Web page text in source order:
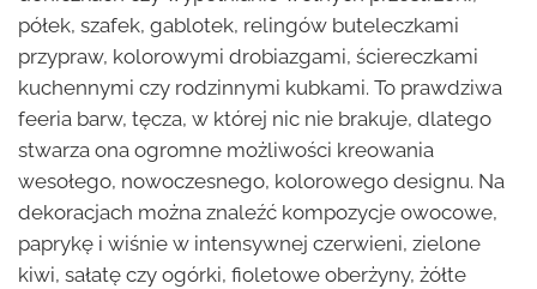
półek, szafek, gablotek, relingów buteleczkami
przypraw, kolorowymi drobiazgami, ściereczkami
kuchennymi czy rodzinnymi kubkami. To prawdziwa
feeria barw, tęcza, w której nic nie brakuje, dlatego
stwarza ona ogromne możliwości kreowania
wesołego, nowoczesnego, kolorowego designu. Na
dekoracjach można znaleźć kompozycje owocowe,
paprykę i wiśnie w intensywnej czerwieni, zielone
kiwi, sałatę czy ogórki, fioletowe oberżyny, żółte